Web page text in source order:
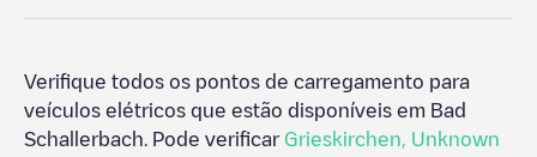
Verifique todos os pontos de carregamento para
veículos elétricos que estão disponíveis em Bad
Schallerbach . Pode verificar Grieskirchen
Unknown